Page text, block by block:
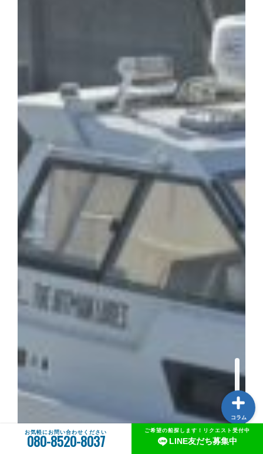
コラム
AWJ中古船売買センターとは
お気軽にお問い合わせください
080-8520-8037
ご希望の船探します！リクエスト受付中
LINE友だち募集中